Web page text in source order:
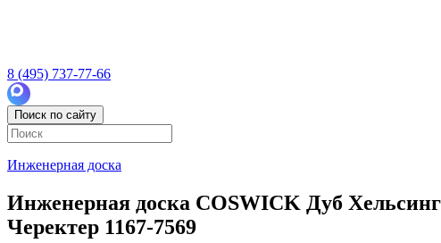
8 (495) 737-77-66
Поиск по сайту
Инженерная доска
Инженерная доска COSWICK Дуб
Черектер 1167-7569